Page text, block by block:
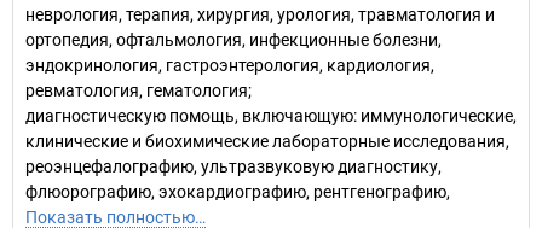
неврология, терапия, хирургия, урология, травматология и
ортопедия, офтальмология, инфекционные болезни,
эндокринология, гастроэнтерология, кардиология,
ревматология, гематология;
диагностическую помощь, включающую: иммунологические,
клинические и биохимические лабораторные исследования,
реоэнцефалографию, ультразвуковую диагностику,
флюорографию, эхокардиографию, рентгенографию,
Показать полностью…